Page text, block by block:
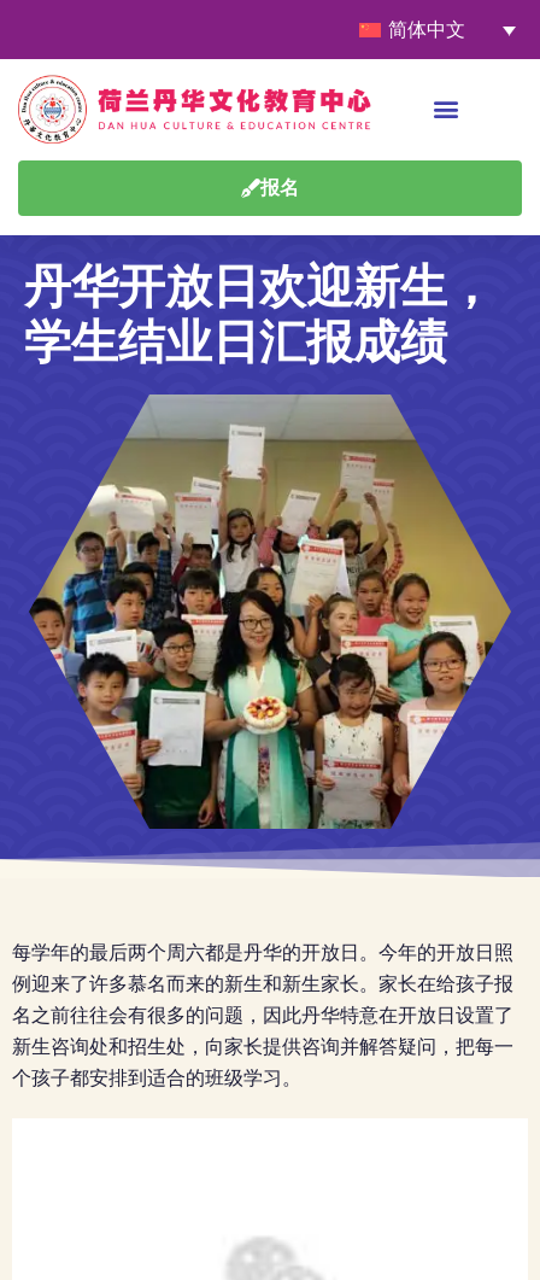
简体中文
报名
丹华开放日欢迎新生，
学生结业日汇报成绩
每学年的最后两个周六都是丹华的开放日。今年的开放日照
例迎来了许多慕名而来的新生和新生家长。家长在给孩子报
名之前往往会有很多的问题，因此丹华特意在开放日设置了
新生咨询处和招生处，向家长提供咨询并解答疑问，把每一
个孩子都安排到适合的班级学习。